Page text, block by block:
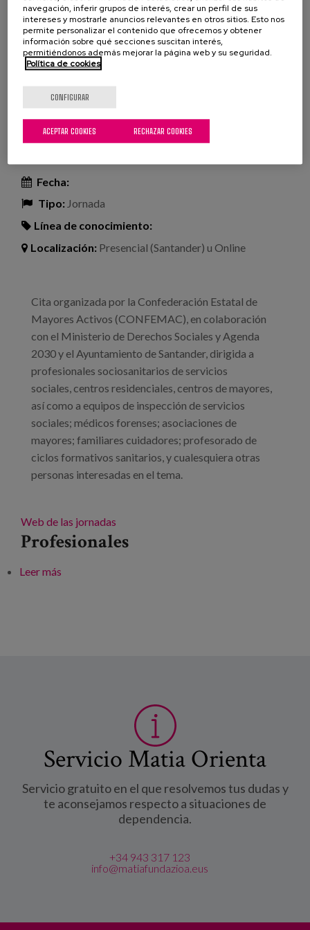
Leer mássobre Alojamientos colaborativos senior
VII Jornadas: “Todos contra el
abuso y maltrato a las personas
mayores: hacia la dignidad y
excelencia en el trato”
Fecha:
Tipo: Jornada
Línea de conocimiento:
Localización: Presencial (Santander) u Online
Cita organizada por la Confederación Estatal de
Mayores Activos (CONFEMAC), en colaboración
con el Ministerio de Derechos Sociales y Agenda
2030 y el Ayuntamiento de Santander, dirigida a
profesionales sociosanitarios de servicios
sociales, centros residenciales, centros de mayores,
así como a equipos de inspección de servicios
sociales; médicos forenses; asociaciones de
mayores; familiares cuidadores; profesorado de
ciclos formativos sanitarios, y cualesquiera otras
personas interesadas en el tema.
Web de las jornadas
Profesionales
Leer más
Servicio Matia Orienta
Servicio gratuito en el que resolvemos tus dudas y
te aconsejamos respecto a situaciones de
dependencia.
+34 943 317 123
info@matiafundazioa.eus
navegación, inferir grupos de interés, crear un perfil de sus
intereses y mostrarle anuncios relevantes en otros sitios. Esto nos
permite personalizar el contenido que ofrecemos y obtener
información sobre qué secciones suscitan interés,
permitiéndonos además mejorar la página web y su seguridad.
Política de cookies
CONFIGURAR
RECHAZAR COOKIES
ACEPTAR COOKIES